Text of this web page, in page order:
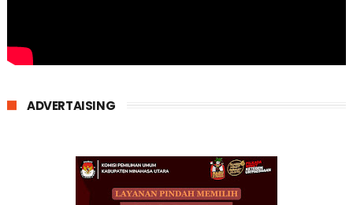
ADVERTAISING